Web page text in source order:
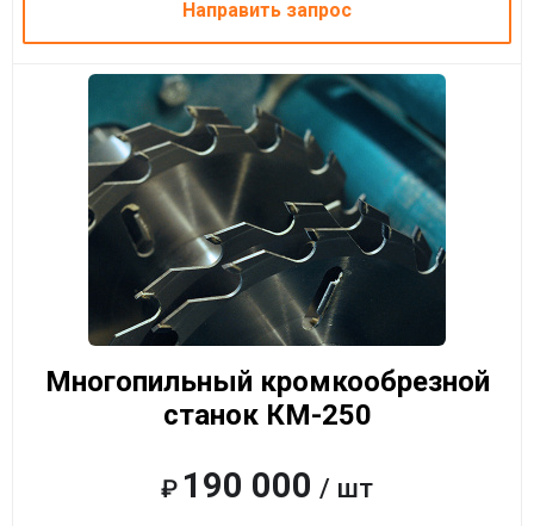
Направить запрос
Многопильный кромкообрезной
станок КМ-250
₽ 190 000 / шт